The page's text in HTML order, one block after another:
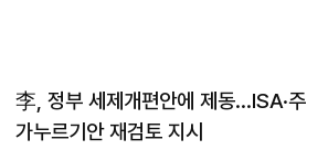
李, 정부 세제개편안에 제동…ISA·주
가누르기안 재검토 지시